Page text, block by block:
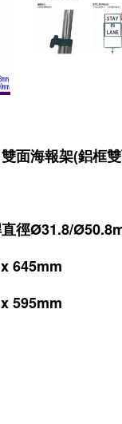
面海報架(鋁框
徑Ø31.8/Ø50.8
645mm
595mm